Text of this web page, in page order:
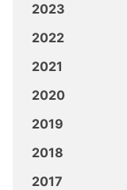
2023
2022
2021
2020
2019
2018
2017